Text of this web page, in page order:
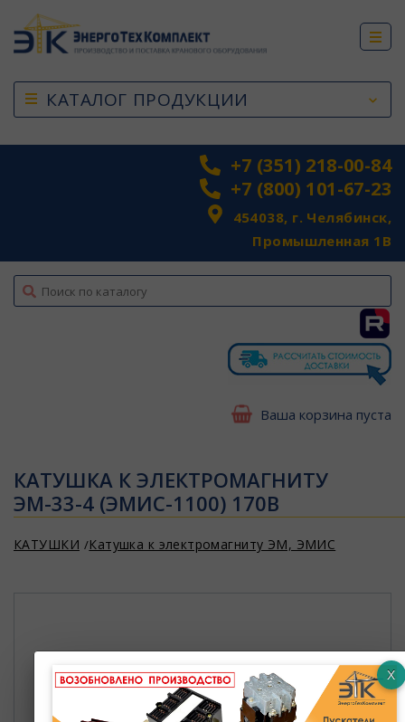
КАТАЛОГ ПРОДУКЦИИ
+7 (351) 218-00-84
+7 (800) 101-67-23
454038, г. Челябинск,
Промышленная 1В
top
Ваша корзина пуста
КАТУШКА К ЭЛЕКТРОМАГНИТУ
ЭМ-33-4 (ЭМИС-1100) 170В
КАТУШКИ Катушка к электромагниту ЭМ, ЭМИС